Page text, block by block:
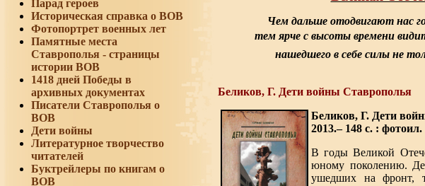
Парад героев
Историческая справка о ВОВ
Фотопортрет военных лет
Памятные места
Ставрополья - страницы
истории ВОВ
1418 дней Победы в
архивных документах
Писатели Ставрополья о
ВОВ
Дети войны
Литературное творчество
читателей
Буктрейлеры по книгам о
ВОВ
Чем дальше отодвигают нас
тем ярче с высоты времени
нашедшего в себе силы не
Беликов, Г. Дети войны Ставрополья
Беликов, Г. Дети
2013.– 148 с. : фотоил.
В годы Великой
юному поколению.
ушедших на фронт,